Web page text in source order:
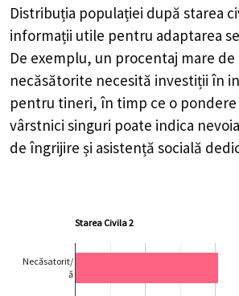
Distribuția populației după starea
informații utile pentru adaptarea
De exemplu, un procentaj mare de
necăsătorite necesită investiții în
pentru tineri, în timp ce o pondere
vârstnici singuri poate indica
de îngrijire și asistență socială
Starea Civila 2
Necăsatorit/
ă